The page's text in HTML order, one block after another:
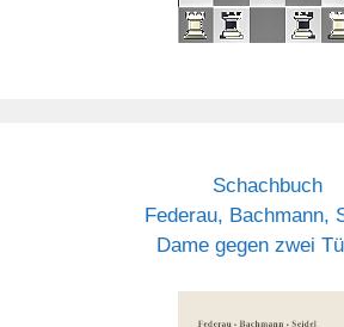
Schachbuch
Federau, Bachmann,
Dame gegen zwei